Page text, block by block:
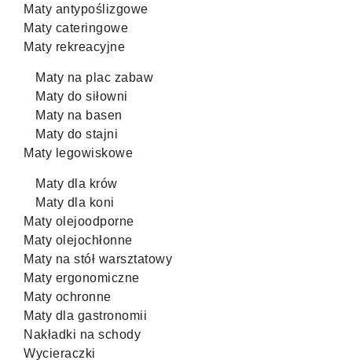
Maty antypoślizgowe
Maty cateringowe
Maty rekreacyjne
Maty na plac zabaw
Maty do siłowni
Maty na basen
Maty do stajni
Maty legowiskowe
Maty dla krów
Maty dla koni
Maty olejoodporne
Maty olejochłonne
Maty na stół warsztatowy
Maty ergonomiczne
Maty ochronne
Maty dla gastronomii
Nakładki na schody
Wycieraczki